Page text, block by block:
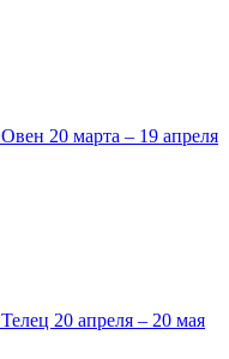
Овен 20 марта – 19 апреля
Телец 20 апреля – 20 мая